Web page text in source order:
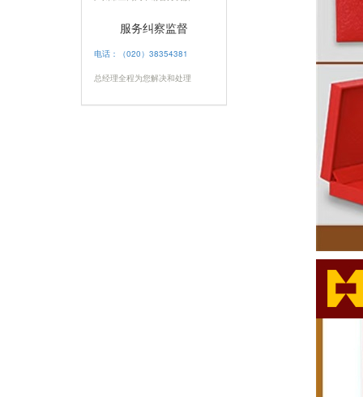
服务纠察监督
电话：（020）38354381
总经理全程为您解决和处理